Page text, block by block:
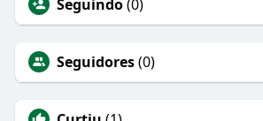
Seguindo(0)
Seguidores(0)